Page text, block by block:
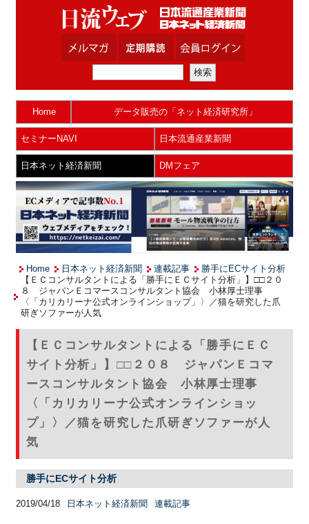
Home データ販売の「ネット経済研究所」
セミナーNAVI 日本流通産業新聞
日本ネット経済新聞 DMフェア
Home 日本ネット経済新聞 連載記事
勝手にECサイト分析
【ＥＣコンサルタントによる「勝手にＥＣサイト分析」】□□２０
８ ジャパンＥコマースコンサルタント協会 小林厚士理事
〈「カリカリーナ公式オンラインショップ」〉／猫を研究した爪
研ぎソファーが人気
【ＥＣコンサルタントによる「勝手にＥＣ
サイト分析」】□□２０８ ジャパンＥコマ
ースコンサルタント協会 小林厚士理事
〈「カリカリーナ公式オンラインショッ
プ」〉／猫を研究した爪研ぎソファーが人
気
勝手にECサイト分析
2019/04/18 日本ネット経済新聞 連載記事